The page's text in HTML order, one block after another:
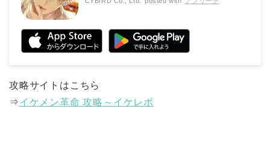
攻略サイトはこちら
⇒イケメン革命 攻略～イケレボ